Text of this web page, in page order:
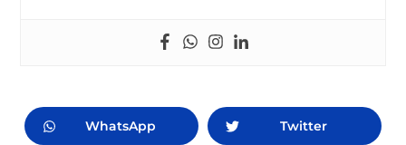
WhatsApp Twitter